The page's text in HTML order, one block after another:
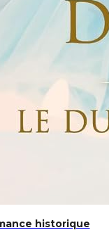
historique